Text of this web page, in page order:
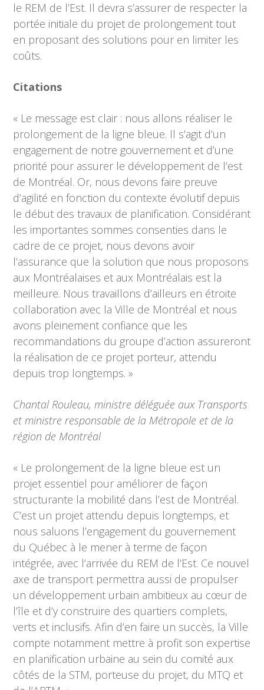
le REM de l’Est. Il devra s’assurer de respecter la
portée initiale du projet de prolongement tout
en proposant des solutions pour en limiter les
coûts.
Citations
« Le message est clair : nous allons réaliser le
prolongement de la ligne bleue. Il s’agit d’un
engagement de notre gouvernement et d’une
priorité pour assurer le développement de l’est
de Montréal. Or, nous devons faire preuve
d’agilité en fonction du contexte évolutif depuis
le début des travaux de planification. Considérant
les importantes sommes consenties dans le
cadre de ce projet, nous devons avoir
l’assurance que la solution que nous proposons
aux Montréalaises et aux Montréalais est la
meilleure. Nous travaillons d’ailleurs en étroite
collaboration avec la Ville de Montréal et nous
avons pleinement confiance que les
recommandations du groupe d’action assureront
la réalisation de ce projet porteur, attendu
depuis trop longtemps. »
Chantal Rouleau, ministre déléguée aux Transports
et ministre responsable de la Métropole et de la
région de Montréal
« Le prolongement de la ligne bleue est un
projet essentiel pour améliorer de façon
structurante la mobilité dans l’est de Montréal.
C’est un projet attendu depuis longtemps, et
nous saluons l’engagement du gouvernement
du Québec à le mener à terme de façon
intégrée, avec l’arrivée du REM de l’Est. Ce nouvel
axe de transport permettra aussi de propulser
un développement urbain ambitieux au cœur de
l’île et d’y construire des quartiers complets,
verts et inclusifs. Afin d’en faire un succès, la Ville
compte notamment mettre à profit son expertise
en planification urbaine au sein du comité aux
côtés de la STM, porteuse du projet, du MTQ et